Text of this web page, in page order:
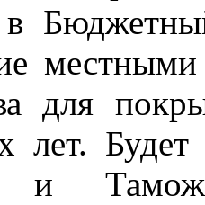
для
лет. Будет
и